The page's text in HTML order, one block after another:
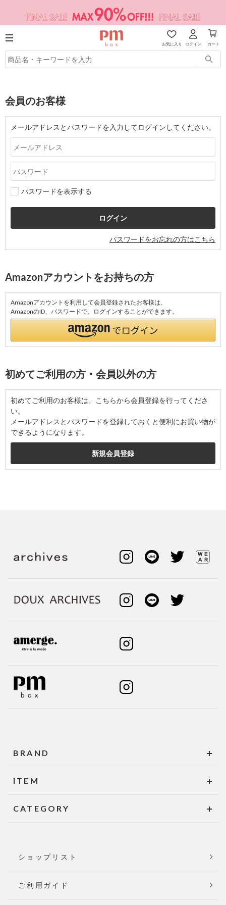
お気に入り ログイン カート
会員のお客様
メールアドレスとパスワードを入力してログインしてください。
パスワードを表示する
パスワードをお忘れの方はこちら
Amazonアカウントをお持ちの方
Amazonアカウントを利用して会員登録されたお客様は、
AmazonのID、パスワードで、ログインすることができます。
初めてご利用の方・会員以外の方
初めてご利用のお客様は、こちらから会員登録を行ってくださ
い。
メールアドレスとパスワードを登録しておくと便利にお買い物が
できるようになります。
BRAND
ITEM
CATEGORY
ショップリスト
ご利用ガイド